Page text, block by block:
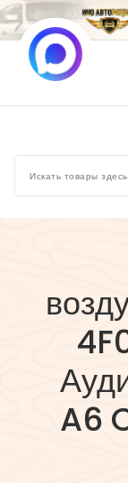
Перейти
к
содержимому
A6